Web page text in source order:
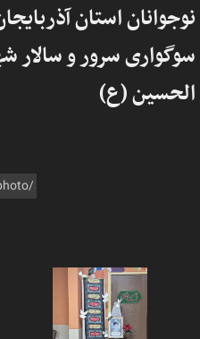
نوجوانان استان
سوگواری سرور و سالار
الحسین (ع)